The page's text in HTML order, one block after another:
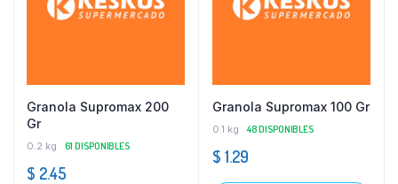
Granola Supromax 200
Gr
0.2 kg 61 DISPONIBLES
$ 2.45
Granola Supromax 100 Gr
0.1 kg 48 DISPONIBLES
$ 1.29